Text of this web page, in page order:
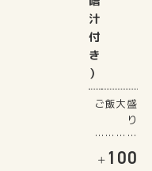
汁
付
き
）
ご飯大盛
り
…………
＋ 100